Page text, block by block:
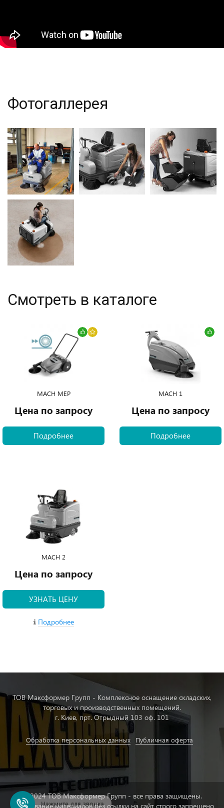
Фотогаллерея
Смотреть в каталоге
MACH MEP
Цена по запросу
Подробнее
MACH 1
Цена по запросу
Подробнее
MACH 2
Цена по запросу
УЗНАТЬ ЦЕНУ
Подробнее
ТОВ Максформер Групп - Комплексное оснащение складских,
торговых и производственных помещений.
г. Киев, прт. Отрыдный 103 оф. 101
Обработка персональных данных Публичная оферта
© 2024 ТОВ Максформер Групп - все права защищены.
Копирование материалов без ссылки на сайт строго запрещено
Нажмите для звонка